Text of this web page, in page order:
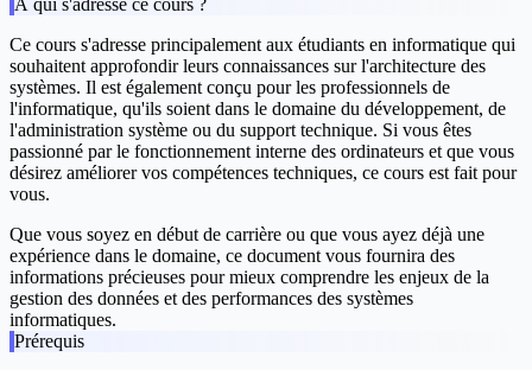
À qui s'adresse ce cours ?
Ce cours s'adresse principalement aux étudiants en informatique qui
souhaitent approfondir leurs connaissances sur l'architecture des
systèmes. Il est également conçu pour les professionnels de
l'informatique, qu'ils soient dans le domaine du développement, de
l'administration système ou du support technique. Si vous êtes
passionné par le fonctionnement interne des ordinateurs et que vous
désirez améliorer vos compétences techniques, ce cours est fait pour
vous.
Que vous soyez en début de carrière ou que vous ayez déjà une
expérience dans le domaine, ce document vous fournira des
informations précieuses pour mieux comprendre les enjeux de la
gestion des données et des performances des systèmes
informatiques.
Prérequis